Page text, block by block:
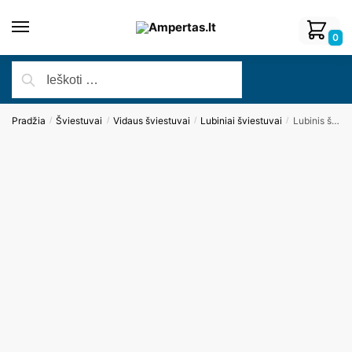
0
Pradžia / Šviestuvai / Vidaus šviestuvai / Lubiniai šviestuvai / Lubinis šviestuvas ROUNDY C0214